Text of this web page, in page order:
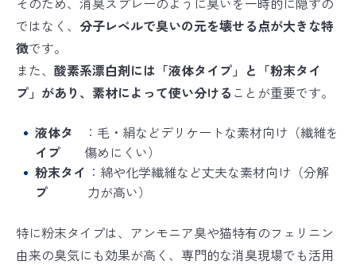
ではなく、 分子レベルで臭いの元を壊せる点が大きな特
徴です。
また、 酸素系漂白剤には「液体タイプ」と「粉末タイ
プ」があり、素材によって使い分ける ことが重要です。
液体タ
イプ
：毛・絹などデリケートな素材向け（繊維を
傷めにくい）
粉末タイ
プ
：綿や化学繊維など丈夫な素材向け（分解
力が高い）
特に粉末タイプは、アンモニア臭や猫特有のフェリニン
由来の臭気にも効果が高く、専門的な消臭現場でも活用